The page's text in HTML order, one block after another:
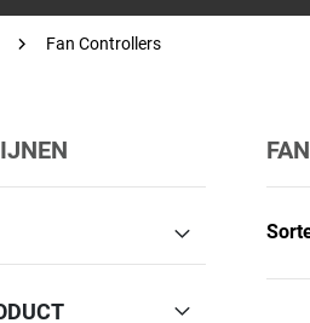
Fan Controllers